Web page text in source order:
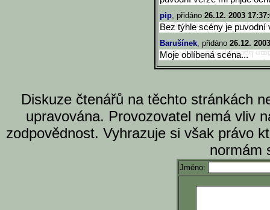
pip, přidáno 26.12. 2003
Bez týhle scény je puvodní
Barušínek, přidáno 26.12.
Moje oblíbená scéna...
Diskuze čtenářů na těchto stránkách
upravována. Provozovatel nemá vliv
zodpovědnost. Vyhrazuje si však právo
normám
Jméno: